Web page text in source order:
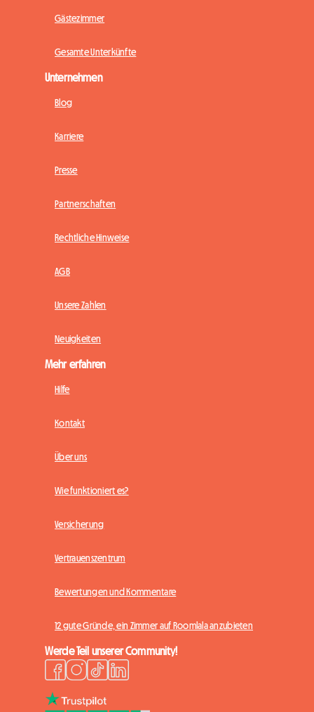
Gästezimmer
Gesamte Unterkünfte
Unternehmen
Blog
Karriere
Presse
Partnerschaften
Rechtliche Hinweise
AGB
Unsere Zahlen
Neuigkeiten
Mehr erfahren
Hilfe
Kontakt
Über uns
Wie funktioniert es?
Versicherung
Vertrauenszentrum
Bewertungen und Kommentare
12 gute Gründe, ein Zimmer auf Roomlala anzubieten
Werde Teil unserer Community!